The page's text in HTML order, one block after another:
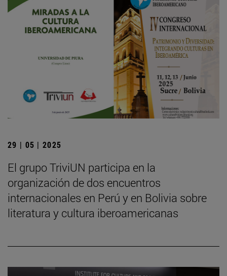
29 | 05 | 2025
El grupo TriviUN participa en la
organización de dos encuentros
internacionales en Perú y en Bolivia sobre
literatura y cultura iberoamericanas